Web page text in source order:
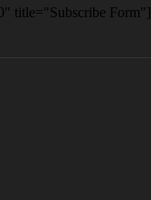
title="Subscribe Form"]